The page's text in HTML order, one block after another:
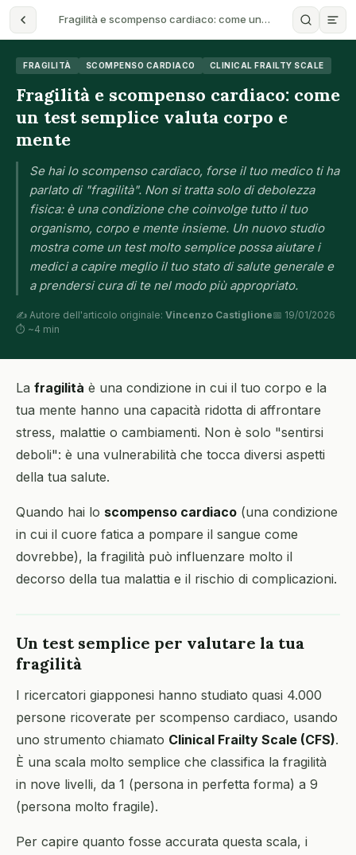
Fragilità e scompenso cardiaco: come un…
FRAGILITÀ SCOMPENSO CARDIACO CLINICAL FRAILTY SCALE
Fragilità e scompenso cardiaco: come
un test semplice valuta corpo e
mente
Se hai lo scompenso cardiaco, forse il tuo medico ti ha
parlato di "fragilità". Non si tratta solo di debolezza
fisica: è una condizione che coinvolge tutto il tuo
organismo, corpo e mente insieme. Un nuovo studio
mostra come un test molto semplice possa aiutare i
medici a capire meglio il tuo stato di salute generale e
a prendersi cura di te nel modo più appropriato.
✍️ Autore dell'articolo originale: Vincenzo Castiglione📅 19/01/2026
⏱ ~4 min
La fragilità è una condizione in cui il tuo corpo e la
tua mente hanno una capacità ridotta di affrontare
stress, malattie o cambiamenti. Non è solo "sentirsi
deboli": è una vulnerabilità che tocca diversi aspetti
della tua salute.
Quando hai lo scompenso cardiaco (una condizione
in cui il cuore fatica a pompare il sangue come
dovrebbe), la fragilità può influenzare molto il
decorso della tua malattia e il rischio di complicazioni.
Un test semplice per valutare la tua
fragilità
I ricercatori giapponesi hanno studiato quasi 4.000
persone ricoverate per scompenso cardiaco, usando
uno strumento chiamato Clinical Frailty Scale (CFS).
È una scala molto semplice che classifica la fragilità
in nove livelli, da 1 (persona in perfetta forma) a 9
(persona molto fragile).
Per capire quanto fosse accurata questa scala, i